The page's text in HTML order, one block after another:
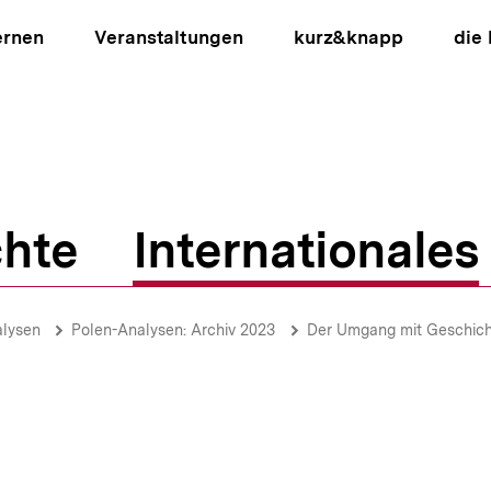
Veranstaltungen kurz&knapp die
Internationales
Polen-Analysen: Archiv 2023 Der Umgang mit Geschichte in